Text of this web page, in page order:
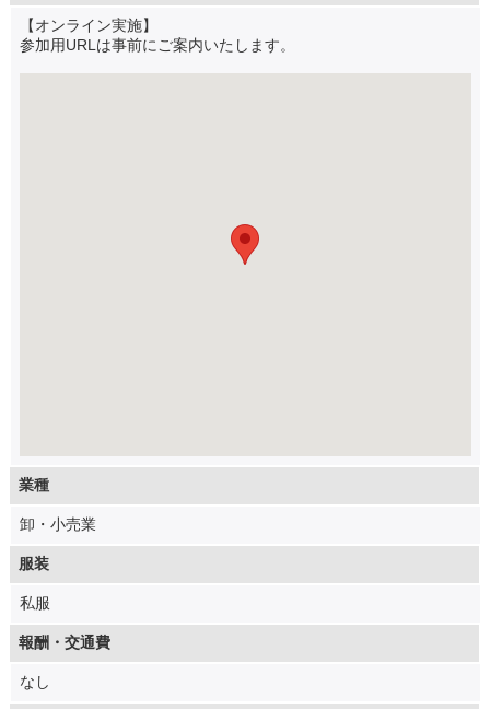
【オンライン実施】
参加用URLは事前にご案内いたします。
業種
卸・小売業
服装
私服
報酬・交通費
なし